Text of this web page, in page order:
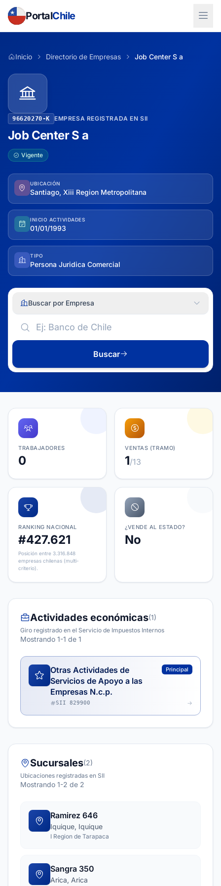
PortalChile
Inicio Directorio de Empresas Job Center S a
96620270-K EMPRESA REGISTRADA EN SII
Job Center S a
Vigente
UBICACIÓN
Santiago, Xiii Region Metropolitana
INICIO ACTIVIDADES
01/01/1993
TIPO
Persona Juridica Comercial
Buscar por Empresa
Buscar
TRABAJADORES
0
VENTAS (TRAMO)
1/13
RANKING NACIONAL
#427.621
Posición entre 3.316.848
empresas chilenas (multi-
criterio).
¿VENDE AL ESTADO?
No
Actividades económicas(1)
Giro registrado en el Servicio de Impuestos Internos
Mostrando 1-1 de 1
Otras Actividades de
Servicios de Apoyo a las
Empresas N.c.p.
Principal
SII 829900
Sucursales(2)
Ubicaciones registradas en SII
Mostrando 1-2 de 2
Ramirez 646
Iquique, Iquique
I Region de Tarapaca
Sangra 350
Arica, Arica